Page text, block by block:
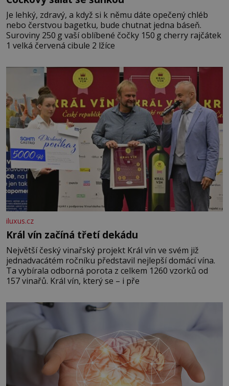
Je lehký, zdravý, a když si k němu dáte opečený chléb
nebo čerstvou bagetku, bude chutnat jedna báseň.
Suroviny 250 g vaší oblíbené čočky 150 g cherry rajčátek
1 velká červená cibule 2 lžíce
iluxus.cz
Král vín začíná třetí dekádu
Největší český vinařský projekt Král vín ve svém již
jednadvacátém ročníku představil nejlepší domácí vína.
Ta vybírala odborná porota z celkem 1260 vzorků od
157 vinařů. Král vín, který se – i pře